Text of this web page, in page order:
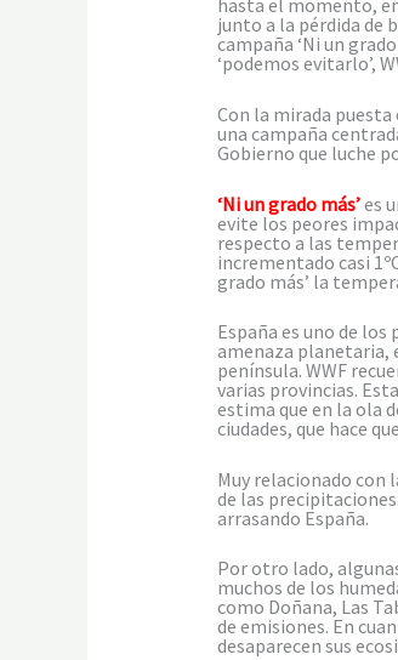
hasta el momento,
junto a la pérdida de
campaña ‘Ni un
‘podemos evitarlo’,
Con la mirada puesta
una campaña
Gobierno que luche
‘Ni un grado más’es
evite los peores
respecto a las
incrementado casi
grado más’ la
España es uno de
amenaza planetaria,
península. WWF
varias provincias.
estima que en la ola
ciudades, que hace
Muy relacionado con
de las
arrasando España.
Por otro lado,
muchos de los
como Doñana, Las
de emisiones. En
desaparecen sus